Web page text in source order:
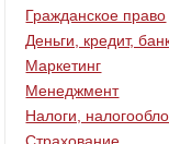
Гражданское право
Деньги, кредит,
Маркетинг
Менеджмент
Налоги,